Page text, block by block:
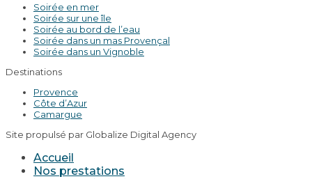
Soirée en mer
Soirée sur une île
Soirée au bord de l’eau
Soirée dans un mas Provençal
Soirée dans un Vignoble
Destinations
Provence
Côte d’Azur
Camargue
Site propulsé par Globalize Digital Agency
Accueil
Nos prestations